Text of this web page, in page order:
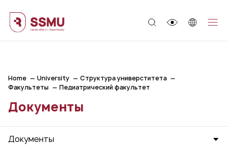
Home University
Структура универститета
Факультеты
Педиатрический факультет
Документы
Документы